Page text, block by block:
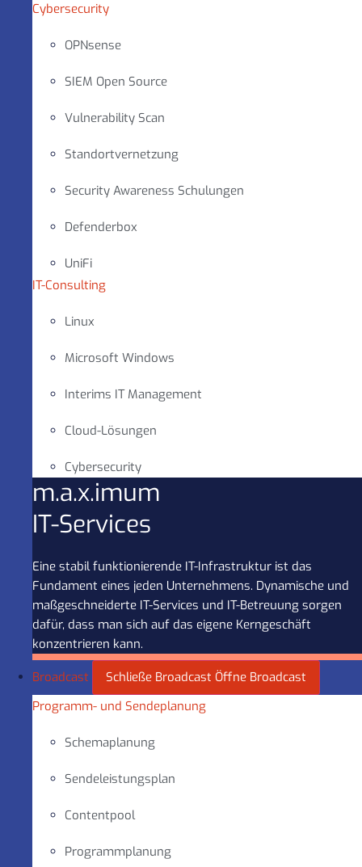
Cybersecurity
OPNsense
SIEM Open Source
Vulnerability Scan
Standortvernetzung
Security Awareness Schulungen
Defenderbox
UniFi
IT-Consulting
Linux
Microsoft Windows
Interims IT Management
Cloud-Lösungen
Cybersecurity
m.a.x.imum
IT-Services
Eine stabil funktionierende IT-Infrastruktur ist das
Fundament eines jeden Unternehmens. Dynamische und
maßgeschneiderte IT-Services und IT-Betreuung sorgen
dafür, dass man sich auf das eigene Kerngeschäft
konzentrieren kann.
Broadcast Schließe Broadcast Öffne Broadcast
Programm- und Sendeplanung
Schemaplanung
Sendeleistungsplan
Contentpool
Programmplanung